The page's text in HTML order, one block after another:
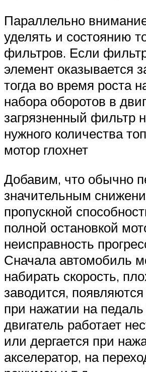
Параллельно
уделять и состоянию
фильтров. Если
элемент оказывается
тогда во время роста
набора оборотов в
загрязненный фильтр
нужного количества
мотор глохнет
Добавим, что обычно
значительным
пропускной
полной остановкой
неисправность
Сначала автомобиль
набирать скорость,
заводится,
при нажатии на педаль
двигатель работает
или дергается при
акселератор, на